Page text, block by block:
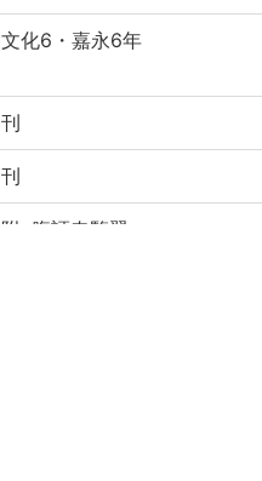
文化6・嘉永6年
刊
刊
附: 腹証奇覧翼